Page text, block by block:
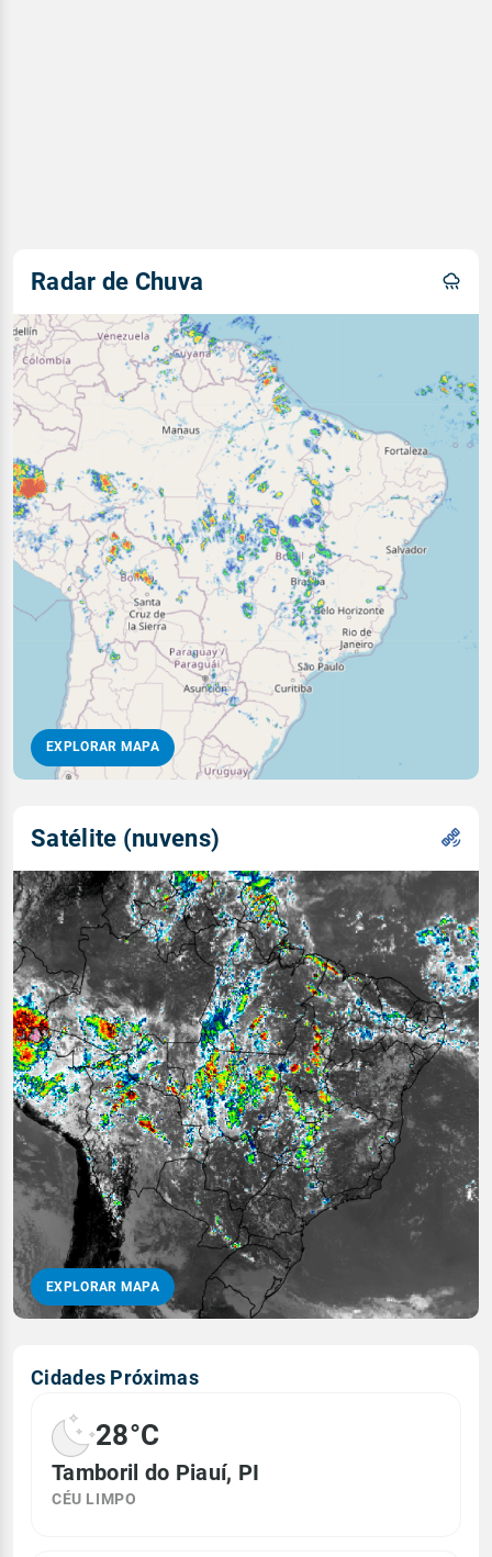
Radar de Chuva
EXPLORAR MAPA
Satélite (nuvens)
EXPLORAR MAPA
Cidades Próximas
28°C
Tamboril do Piauí, PI
CÉU LIMPO